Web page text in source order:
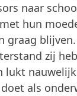
naar
hun
graag
zij
lukt
als